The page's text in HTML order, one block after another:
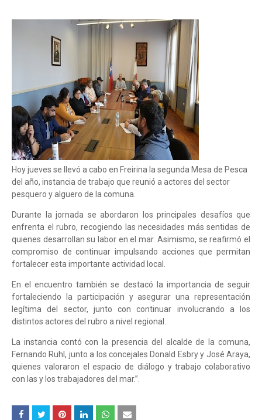
Hoy jueves se llevó a cabo en Freirina la segunda Mesa de Pesca
del año, instancia de trabajo que reunió a actores del sector
pesquero y alguero de la comuna.
Durante la jornada se abordaron los principales desafíos que
enfrenta el rubro, recogiendo las necesidades más sentidas de
quienes desarrollan su labor en el mar. Asimismo, se reafirmó el
compromiso de continuar impulsando acciones que permitan
fortalecer esta importante actividad local.
En el encuentro también se destacó la importancia de seguir
fortaleciendo la participación y asegurar una representación
legítima del sector, junto con continuar involucrando a los
distintos actores del rubro a nivel regional.
La instancia contó con la presencia del alcalde de la comuna,
Fernando Ruhl, junto a los concejales Donald Esbry y José Araya,
quienes valoraron el espacio de diálogo y trabajo colaborativo
con las y los trabajadores del mar.”.